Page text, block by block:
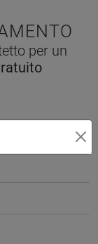
per un